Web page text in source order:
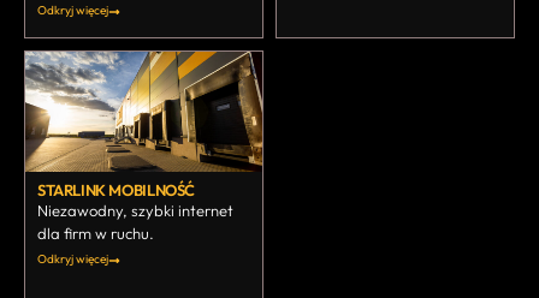
Odkryj więcej
STARLINK MOBILNOŚĆ
Niezawodny, szybki internet
dla firm w ruchu.
Odkryj więcej